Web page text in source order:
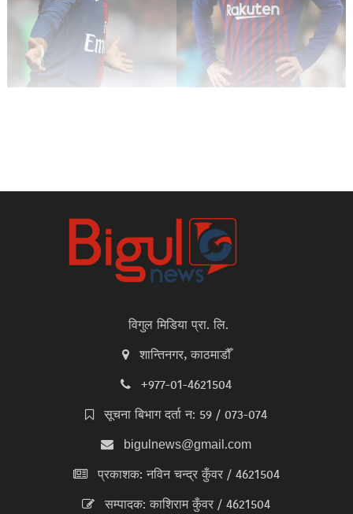
विगुल मिडिया प्रा. लि.
शान्तिनगर, काठमाडौँ
+977-01-4621504
सूचना बिभाग दर्ता न: 59 / 073-074
bigulnews@gmail.com
प्रकाशक: नविन चन्द्र कुँवर / 4621504
सम्पादक: काशिराम कुँवर / 4621504